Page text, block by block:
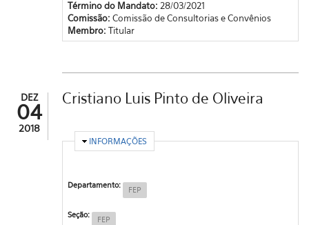
Término do Mandato: 28/03/2021
Comissão: Comissão de Consultorias e Convênios
Membro: Titular
DEZ
04
2018
Cristiano Luis Pinto de Oliveira
OCULTAR
INFORMAÇÕES
Departamento: FEP
Seção: FEP